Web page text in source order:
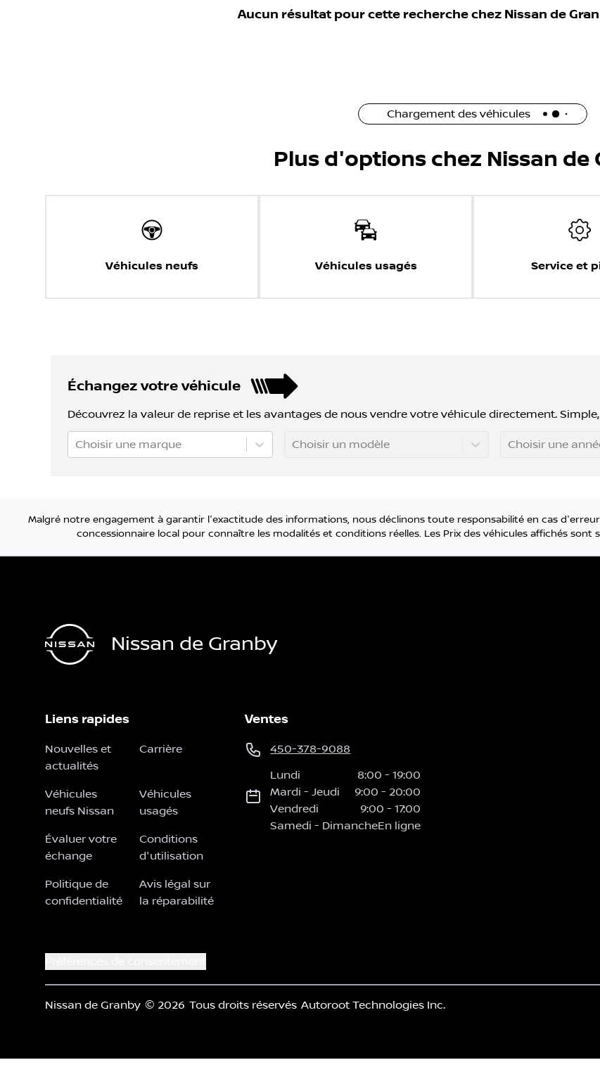
Aucun résultat pour cette recherche chez Nissan de
Chargement des véhicules
Plus d'options chez Nissan de
Véhicules neufs Véhicules usagés Service et
Échangez votre véhicule
Découvrez la valeur de reprise et les avantages de nous vendre votre véhicule directement.
Choisir une marque Choisir un modèle Choisir une
Malgré notre engagement à garantir l'exactitude des informations, nous déclinons toute responsabilité en cas
concessionnaire local pour connaître les modalités et conditions réelles. Les Prix des véhicules affichés sont
Nissan de Granby
Liens rapides
Nouvelles et
actualités
Carrière
Véhicules
neufs Nissan
Véhicules
usagés
Évaluer votre
échange
Conditions
d'utilisation
Politique de
confidentialité
Avis légal sur
la réparabilité
Ventes
450-378-9088
Lundi 8:00 - 19:00
Mardi -Jeudi 9:00 - 20:00
Vendredi
9:00 - 17:00
Samedi - DimancheEn ligne
Nissan de Granby © 2026 Tous droits réservés Autoroot Technologies Inc.